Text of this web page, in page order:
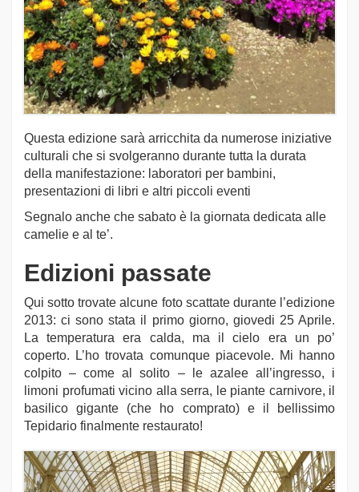
Questa edizione sarà arricchita da numerose iniziative
culturali che si svolgeranno durante tutta la durata
della manifestazione: laboratori per bambini,
presentazioni di libri e altri piccoli eventi
Segnalo anche che sabato è la giornata dedicata alle
camelie e al te’.
Edizioni passate
Qui sotto trovate alcune foto scattate durante l’edizione
2013: ci sono stata il primo giorno, giovedi 25 Aprile.
La temperatura era calda, ma il cielo era un po’
coperto. L’ho trovata comunque piacevole. Mi hanno
colpito – come al solito – le azalee all’ingresso, i
limoni profumati vicino alla serra, le piante carnivore, il
basilico gigante (che ho comprato) e il bellissimo
Tepidario finalmente restaurato!